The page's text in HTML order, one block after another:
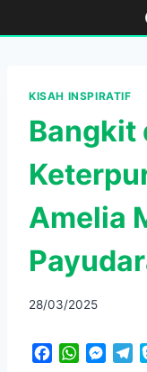
to
KISAH INSPIRATIF
Bangkit
Amelia
28/03/2025
W
M